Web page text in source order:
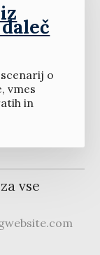
o
vmes
in
vse